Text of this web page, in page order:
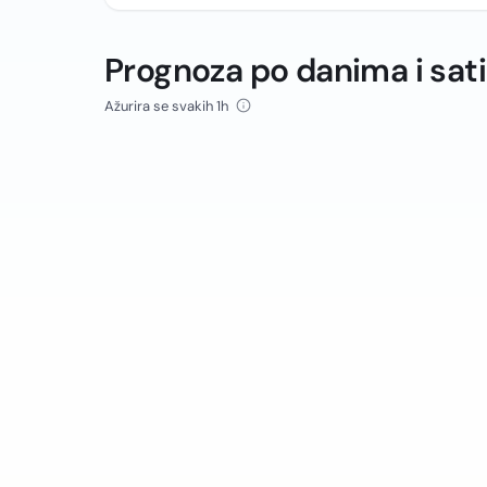
Prognoza po danima i
Ažurira se svakih 1h